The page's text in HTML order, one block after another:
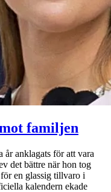
familjen
år anklagats för att vara
det bättre när hon tog
en glassig tillvaro i
kalendern ekade